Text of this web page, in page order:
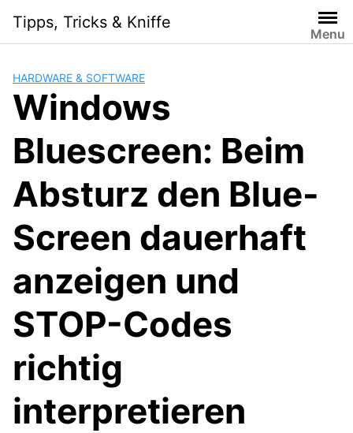
i
Tipps, Tricks & Kniffe
Menu
HARDWARE & SOFTWARE
Windows
Bluescreen: Beim
Absturz den Blue-
Screen dauerhaft
anzeigen und
STOP-Codes
richtig
interpretieren